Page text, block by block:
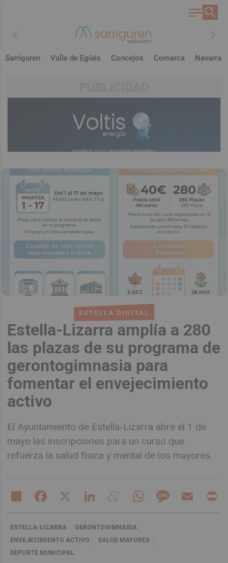
chevron_left chevron_right
Sarriguren Valle de Egüés Concejos Comarca Navarra
ESTELLA DIGITAL
Estella-Lizarra amplía a 280
las plazas de su programa de
gerontogimnasia para
fomentar el envejecimiento
activo
El Ayuntamiento de Estella-Lizarra abre el 1 de
mayo las inscripciones para un curso que
refuerza la salud física y mental de los mayores.
Share Facebook LinkedIn MeneameWhatsAppMessageEmail
ESTELLA-LIZARRA
GERONTOGIMNASIA
ENVEJECIMIENTO ACTIVO
SALUD MAYORES
DEPORTE MUNICIPAL.